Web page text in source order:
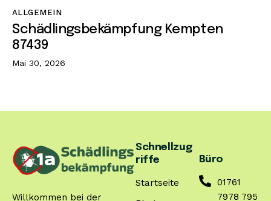
ALLGEMEIN
Schädlingsbekämpfung Kempten
87439
Mai 30, 2026
Willkommen bei der
Schnellzug
riffe
Startseite
Büro
01761
7978 795